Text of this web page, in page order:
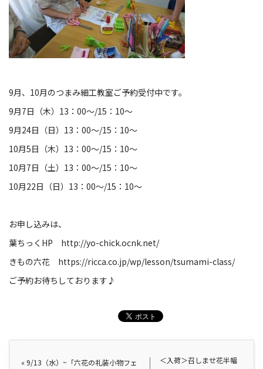
9月、10月のつまみ細工教室ご予約受付中です。
9月7日（木）13：00～/15：10～
9月24日（日）13：00～/15：10～
10月5日（木）13：00～/15：10～
10月7日（土）13：00～/15：10～
10月22日（日）13：00～/15：10～
お申し込みは、
葉ちっくHP http://yo-chick.ocnk.net/
きもの六花 https://ricca.co.jp/wp/lesson/tsumami-class/
ご予約お待ちしております♪
« 9/13（水）~「六花の礼装小物フェ
＜入荷＞召しませ花半幅